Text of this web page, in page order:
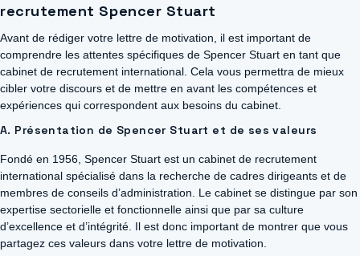
recrutement Spencer Stuart
Avant de rédiger votre lettre de motivation, il est important de
comprendre les attentes spécifiques de Spencer Stuart en tant que
cabinet de recrutement international. Cela vous permettra de mieux
cibler votre discours et de mettre en avant les compétences et
expériences qui correspondent aux besoins du cabinet.
A. Présentation de Spencer Stuart et de ses valeurs
Fondé en 1956, Spencer Stuart est un cabinet de recrutement
international spécialisé dans la recherche de cadres dirigeants et de
membres de conseils d’administration. Le cabinet se distingue par son
expertise sectorielle et fonctionnelle ainsi que par sa culture
d’excellence et d’intégrité. Il est donc important de montrer que vous
partagez ces valeurs dans votre lettre de motivation.